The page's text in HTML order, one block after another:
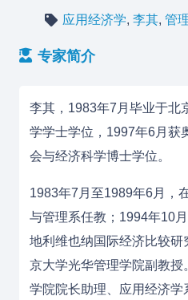
应用经济学,李其,管
专家简介
李其，1983年7月毕业于北
学学士学位，1997年6月获
会与经济科学博士学位。
1983年7月至1989年6月，
与管理系任教；1994年10
地利维也纳国际经济比较
京大学光华管理学院副教
学院院长助理、应用经济